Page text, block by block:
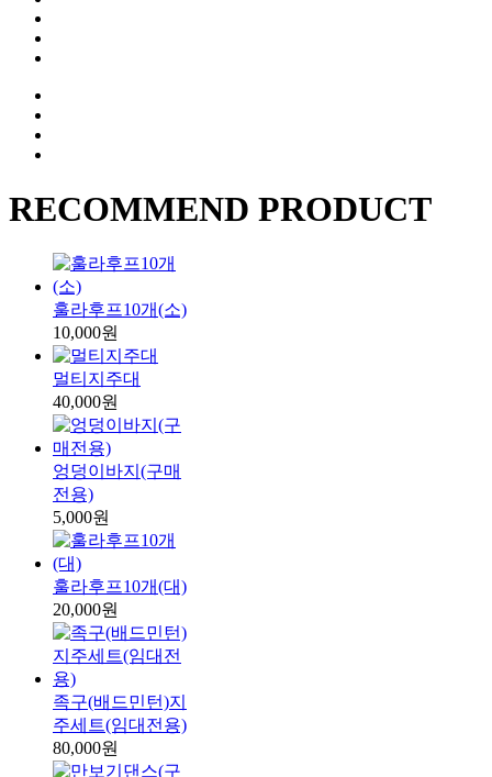
RECOMMEND PRODUCT
훌라후프10개(소)
10,000원
멀티지주대
40,000원
엉덩이바지(구매
전용)
5,000원
훌라후프10개(대)
20,000원
족구(배드민턴)지
주세트(임대전용)
80,000원